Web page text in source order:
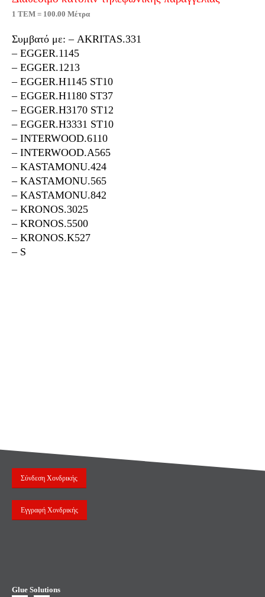
1 ΤΕΜ = 100.00 Μέτρα
Συμβατό με: – AKRITAS.331
– EGGER.1145
– EGGER.1213
– EGGER.H1145 ST10
– EGGER.H1180 ST37
– EGGER.H3170 ST12
– EGGER.Η3331 ST10
– INTERWOOD.6110
– INTERWOOD.A565
– KASTAMONU.424
– KASTAMONU.565
– KASTAMONU.842
– KRONOS.3025
– KRONOS.5500
– KRONOS.K527
– S
Σύνδεση Χονδρικής
Εγγραφή Χονδρικής
Glue Solutions